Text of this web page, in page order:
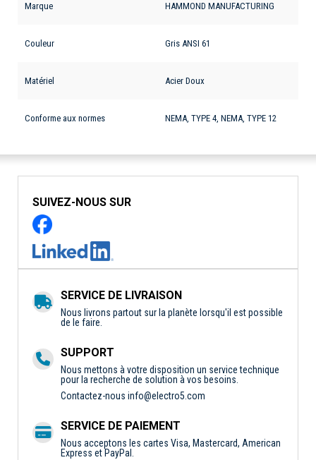
Marque HAMMOND MANUFACTURING
Couleur Gris ANSI 61
Matériel Acier Doux
Conforme aux normes NEMA, TYPE 4, NEMA, TYPE 12
SUIVEZ-NOUS SUR
SERVICE DE LIVRAISON
Nous livrons partout sur la planète lorsqu'il est possible
de le faire.
SUPPORT
Nous mettons à votre disposition un service technique
pour la recherche de solution à vos besoins.
Contactez-nous info@electro5.com
SERVICE DE PAIEMENT
Nous acceptons les cartes Visa, Mastercard, American
Express et PayPal.